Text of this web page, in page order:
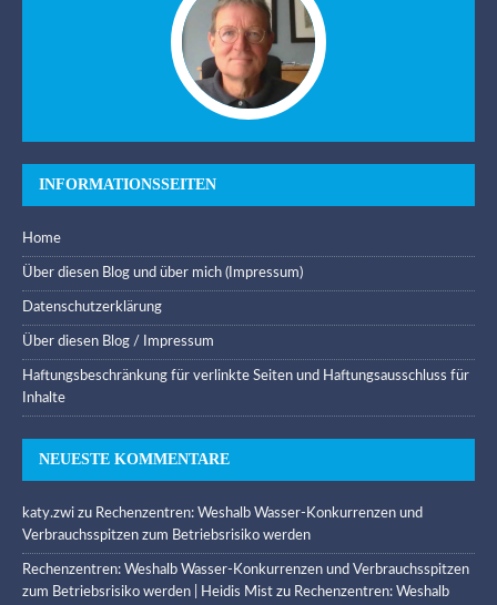
INFORMATIONSSEITEN
Home
Über diesen Blog und über mich (Impressum)
Datenschutzerklärung
Über diesen Blog / Impressum
Haftungsbeschränkung für verlinkte Seiten und Haftungsausschluss für
Inhalte
NEUESTE KOMMENTARE
katy.zwi zu Rechenzentren: Weshalb Wasser-Konkurrenzen und
Verbrauchsspitzen zum Betriebsrisiko werden
Rechenzentren: Weshalb Wasser-Konkurrenzen und Verbrauchsspitzen
zum Betriebsrisiko werden | Heidis Mist zu Rechenzentren: Weshalb